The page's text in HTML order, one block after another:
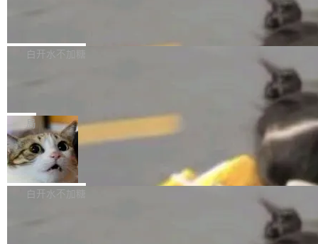
w 不要求标准普通话，方言识别覆盖粤语、吴语
容提供的字体时出现的几个问题 为避免音频加
质的最低采样率）的音频格式将被拒绝 修复了 C
SS 圆角虚线样式中可能存在的问题 如果表单中
的图像元素不在同一个子树中，则它们将不再关
联 加...
发布的 Release Notes，他利用 AI 工具（如 Co
最强的若干项。对于尚未正式发版的 PG 19，则
通过拉取过去一年内（从 PG 18 Beta1 时间点
至今）的所有 commit，同样交由 AI 分析提炼。
经过人工复核，准确度令人满意。这一方法也为
社区爱好者提供了高效跟踪新版本的思路。
白开水不加糖
维护工作一直与我的日常工作、家务、社交生活
和休闲娱乐竞争时间。" 这是 libexpat 维护者 S
ebastian Pipping 写在博客里的话。8 月 4 日，
他宣布了一个新消息：从 2026 年 8 月 1 日起，
他可以全职维护 libexpat 了，最长 6 个月。发
局
Firefox 153.0.3 发布
Firefox 153.0.3 现已发布，具体更新内容如
下： New Smart Window 包含多项增强功能：
白开水不加糖